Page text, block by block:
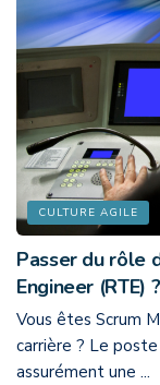
CULTURE AGILE
Passer du rôle
Engineer (RTE)
Vous êtes Scrum
carrière ? Le
assurément une ...